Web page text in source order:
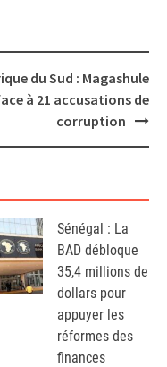
du Sud : Magashule
à 21 accusations de
corruption
Sénégal : La
BAD débloque
35,4 millions de
dollars pour
appuyer les
réformes des
finances